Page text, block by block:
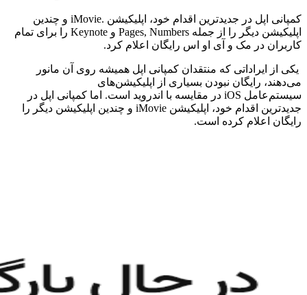
کمپانی اپل در جدیدترین اقدام خود، اپلیکیشن‌ .iMovie و چندین
اپلیکیشن دیگر را از جمله Pages, Numbers و Keynote را برای تمام
کاربران در مک و آی او اس رایگان اعلام کرد.
یکی از ایراداتی که منتقدان کمپانی اپل همیشه روی آن مانور
می‌دهند، رایگان نبودن بسیاری از اپلیکیشن‌های
سیستم‌عامل iOS در مقایسه با اندروید است. اما کمپانی اپل در
جدیدترین اقدام خود، اپلیکیشن iMovie و چندین اپلیکیشن دیگر را
رایگان اعلام کرده است.